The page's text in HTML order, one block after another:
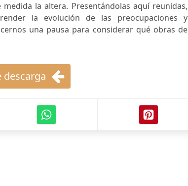
la altera. Presentándolas aquí reunidas,
la evolución de las preocupaciones y
una pausa para considerar qué obras de
descarga